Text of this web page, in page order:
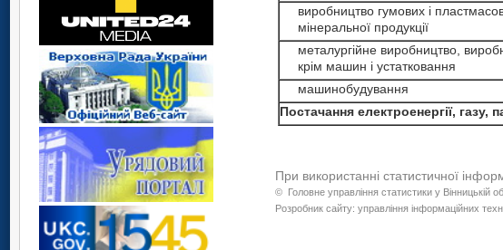
виробництво гумових і
мінеральної продукції
металургійне виробництво,
крім машин і устатковання
машинобудування
Постачання електроенергії, газу,
При використанні статистичної
© Головне управління статистики у Вінницькій
Розробник сайту: управління інформаційних